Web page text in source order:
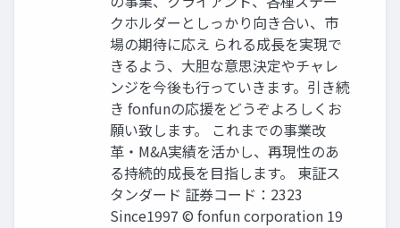
クホルダーとしっかり向き合い、市
場の期待に応え られる成長を実現で
きるよう、大胆な意思決定やチャレ
ンジを今後も行っていきます。引き続
き fonfunの応援をどうぞよろしくお
願い致します。 これまでの事業改
革・M&A実績を活かし、再現性のあ
る持続的成長を目指します。 東証ス
タンダード 証券コード：2323
Since1997 © fonfun corporation 19